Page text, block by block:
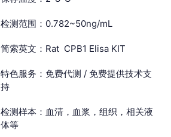
检测范围：0.782~50ng/mL
简索英文：Rat CPB1 Elisa KIT
特色服务：免费代测 / 免费提供技术支
持
检测样本：血清，血浆，组织，相关液
体等